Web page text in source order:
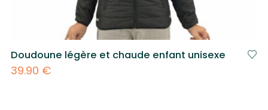
Doudoune légère et chaude enfant unisexe
39.90 €